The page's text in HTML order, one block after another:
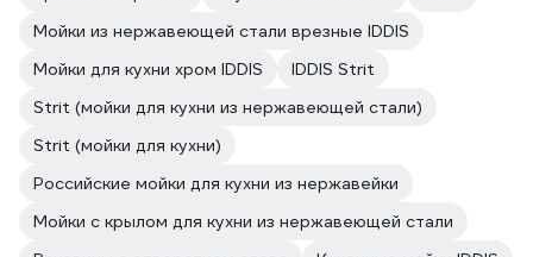
Мойки из нержавеющей стали врезные IDDIS
Мойки для кухни хром IDDIS
IDDIS Strit
Strit (мойки для кухни из нержавеющей стали)
Strit (мойки для кухни)
Российские мойки для кухни из нержавейки
Мойки с крылом для кухни из нержавеющей стали